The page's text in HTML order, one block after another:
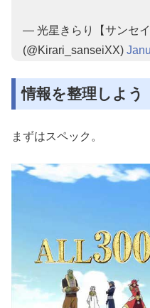
— 光星きらり【サンセイ
(@Kirari_sanseiXX)
情報を整理しよう
まずはスペック。